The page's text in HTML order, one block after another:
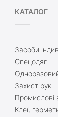
КАТАЛОГ
Засоби
Спецодяг
Захист рук
Промислові
Клеї,